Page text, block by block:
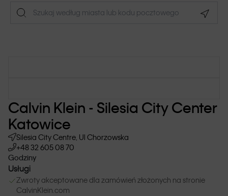
Calvin Klein - Silesia City Center
Katowice
Silesia City Centre, Ul Chorzowska
+48 32 605 08 70
Godziny
Usługi
Zwroty akceptowane dla zamówień złożonych na stronie
CalvinKlein.com